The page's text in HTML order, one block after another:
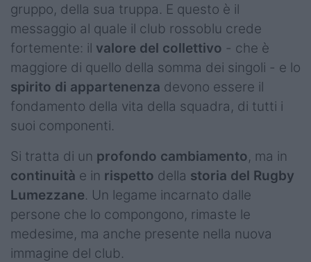
gruppo, della sua truppa. E questo è il
messaggio al quale il club rossoblu crede
fortemente: il valore del collettivo - che è
maggiore di quello della somma dei singoli - e lo
spirito di appartenenza devono essere il
fondamento della vita della squadra, di tutti i
suoi componenti.
Si tratta di un profondo cambiamento, ma in
continuità e in rispetto della storia del Rugby
Lumezzane. Un legame incarnato dalle
persone che lo compongono, rimaste le
medesime, ma anche presente nella nuova
immagine del club.